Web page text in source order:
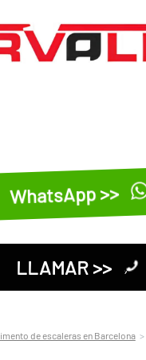
WhatsApp >>
LLAMAR >>
de escaleras en Barcelona